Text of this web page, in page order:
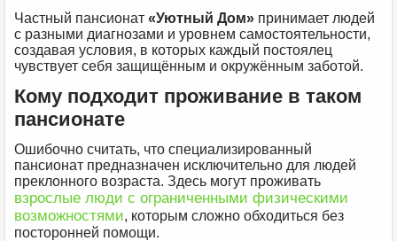
Частный пансионат«Уютный Дом» принимает людей
с разными диагнозами и уровнем самостоятельности,
создавая условия, в которых каждый постоялец
чувствует себя защищённым и окружённым заботой.
Кому подходит проживание в таком
пансионате
Ошибочно считать, что специализированный
пансионат предназначен исключительно для людей
преклонного возраста. Здесь могут проживать
взрослые люди с ограниченными физическими
возможностями, которым сложно обходиться без
посторонней помощи.